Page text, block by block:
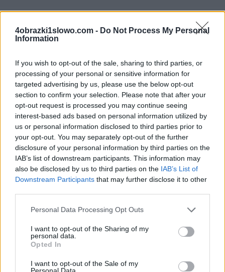
4obrazki1slowo.com - Do Not Process My Personal
Information
If you wish to opt-out of the sale, sharing to third parties, or
processing of your personal or sensitive information for
targeted advertising by us, please use the below opt-out
section to confirm your selection. Please note that after your
opt-out request is processed you may continue seeing
interest-based ads based on personal information utilized by
us or personal information disclosed to third parties prior to
your opt-out. You may separately opt-out of the further
disclosure of your personal information by third parties on the
IAB’s list of downstream participants. This information may
also be disclosed by us to third parties on the IAB’s List of
Downstream Participants that may further disclose it to other
Personal Data Processing Opt Outs
I want to opt-out of the Sharing of my
personal data.
Opted In
I want to opt-out of the Sale of my
Personal Data.
4 Obrazki 1 Słowo odpowiedzi i kody do litery:
(SELECT+CONC słów popularnej gry na iOS i
Androida autorstwa dewelopera LOTUM GmbH.
Twoje odpowiedzi w grze mogą być w innej
kolejności, więc sprawdź poprzednią stronę, jeśli
odpowiedź poniżej nie odpowiada pytaniu na twoim
poziomie.
Znaleźliśmy 2 łamigłówek.
Wyszukaj według liter, wprowadź
wszystkie litery:
Wyszukaj
według
wprowadź
Szukaj